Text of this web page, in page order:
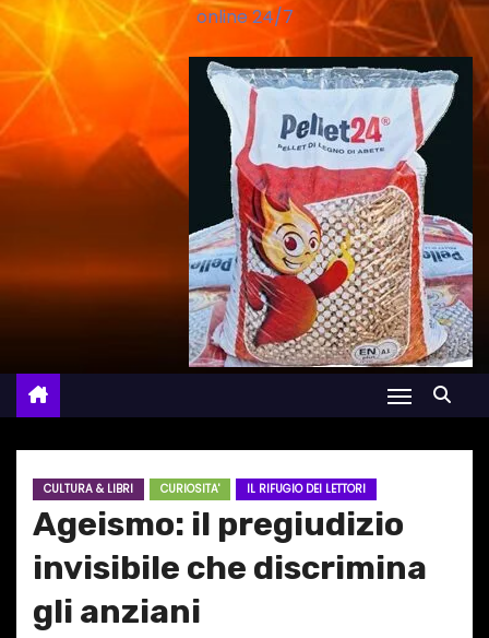
online 24/7
CULTURA & LIBRI CURIOSITA' IL RIFUGIO DEI LETTORI
Ageismo: il pregiudizio
invisibile che discrimina
gli anziani